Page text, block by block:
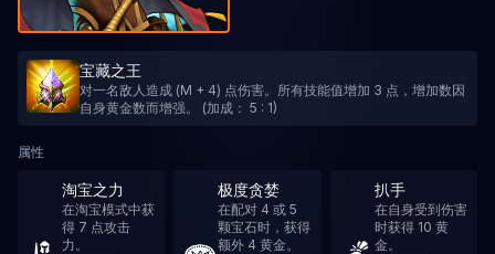
宝藏之王
对一名敌人造成 (M + 4) 点伤害。所有技能值增加 3 点，增加数因
自身黄金数而增强。 (加成： 5 : 1)
属性
淘宝之力
在淘宝模式中获
得 7 点攻击
力。
极度贪婪
在配对 4 或 5
颗宝石时，获得
额外 4 黄金。
扒手
在自身受到伤害
时获得 10 黄
金。